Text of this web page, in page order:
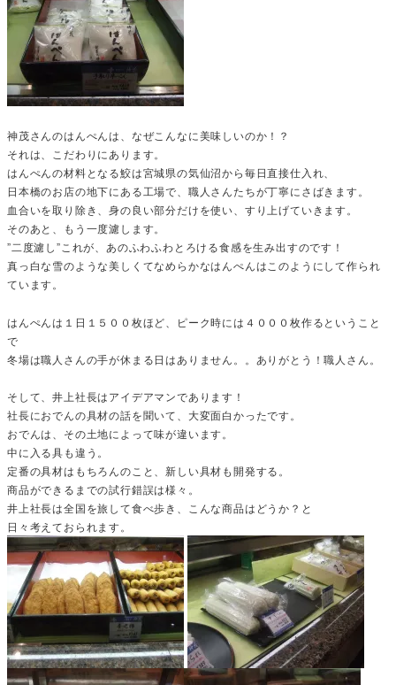
神茂さんのはんぺんは、なぜこんなに美味しいのか！？
それは、こだわりにあります。
はんぺんの材料となる鮫は宮城県の気仙沼から毎日直接仕入れ、
日本橋のお店の地下にある工場で、職人さんたちが丁寧にさばきます。
血合いを取り除き、身の良い部分だけを使い、すり上げていきます。
そのあと、もう一度濾します。
”二度濾し”これが、あのふわふわとろける食感を生み出すのです！
真っ白な雪のような美しくてなめらかなはんぺんはこのようにして作られ
ています。
はんぺんは１日１５００枚ほど、ピーク時には４０００枚作るということ
で
冬場は職人さんの手が休まる日はありません。。ありがとう！職人さん。
そして、井上社長はアイデアマンであります！
社長におでんの具材の話を聞いて、大変面白かったです。
おでんは、その土地によって味が違います。
中に入る具も違う。
定番の具材はもちろんのこと、新しい具材も開発する。
商品ができるまでの試行錯誤は様々。
井上社長は全国を旅して食べ歩き、こんな商品はどうか？と
日々考えておられます。